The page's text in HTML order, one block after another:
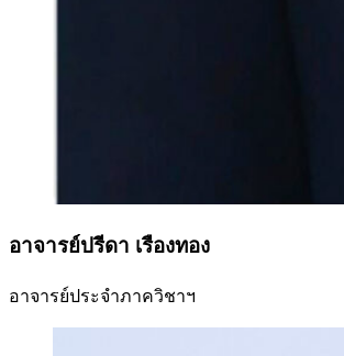
อาจารย์ปรีดา เรืองทอง
อาจารย์ประจำภาควิชาฯ